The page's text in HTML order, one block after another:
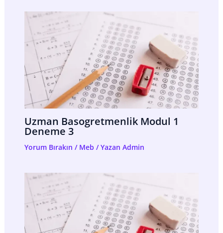
Uzman Basogretmenlik Modul 1
Deneme 3
Yorum Bırakın / Meb / Yazan Admin